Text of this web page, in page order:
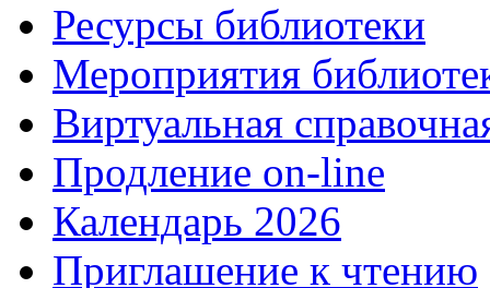
Ресурсы библиотеки
Мероприятия
Виртуальная
Продление on-line
Календарь 2026
Приглашение к чтению